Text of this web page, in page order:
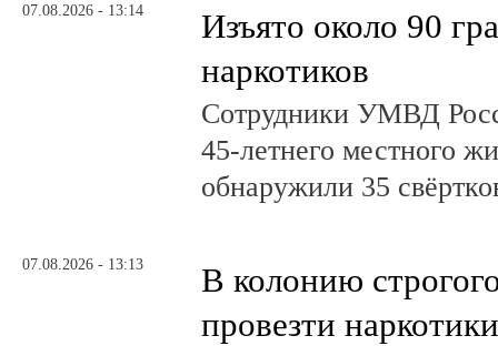
07.08.2026 - 13:14
Изъято около 90
наркотиков
Сотрудники УМВД
45-летнего местного
обнаружили 35
07.08.2026 - 13:13
В колонию
провезти наркотики